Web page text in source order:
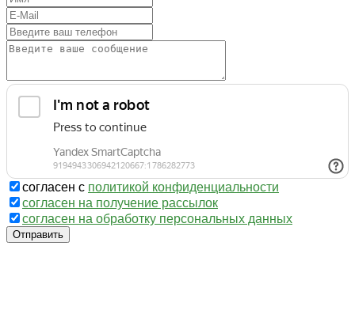
согласен с политикой конфиденциальности
согласен на получение рассылок
согласен на обработку персональных данных
Отправить